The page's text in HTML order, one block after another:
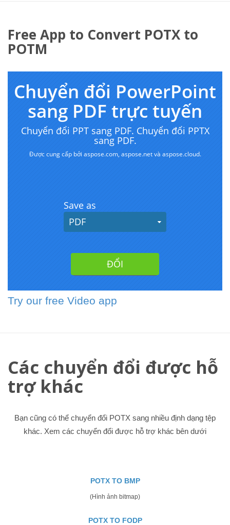
Free App to Convert POTX to
POTM
Try our free Video app
Các chuyển đổi được hỗ
trợ khác
Bạn cũng có thể chuyển đổi POTX sang nhiều định dạng tệp
khác. Xem các chuyển đổi được hỗ trợ khác bên dưới
POTX TO BMP
(Hình ảnh bitmap)
POTX TO FODP